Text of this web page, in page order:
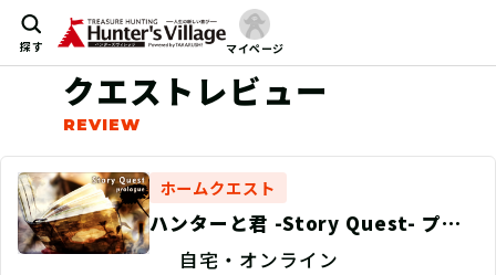
探す マイページ
クエストレビュー
ホームクエスト
ハンターと君 -Story Quest- プロ
ローグ自宅・オンライン